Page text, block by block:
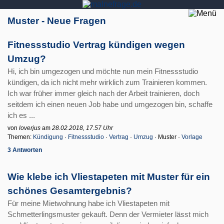
Muster - Neue Fragen
Fitnessstudio Vertrag kündigen wegen
Umzug?
Hi, ich bin umgezogen und möchte nun mein Fitnessstudio
kündigen, da ich nicht mehr wirklich zum Trainieren kommen.
Ich war früher immer gleich nach der Arbeit trainieren, doch
seitdem ich einen neuen Job habe und umgezogen bin, schaffe
ich es ...
von loverjus am 28.02.2018, 17.57 Uhr
Themen: Kündigung · Fitnessstudio · Vertrag · Umzug · Muster · Vorlage
3 Antworten
Wie klebe ich Vliestapeten mit Muster für ein
schönes Gesamtergebnis?
Für meine Mietwohnung habe ich Vliestapeten mit
Schmetterlingsmuster gekauft. Denn der Vermieter lässt mich